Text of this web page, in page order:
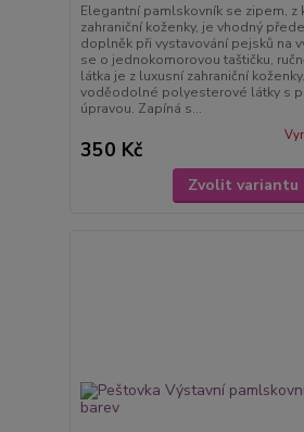
Elegantní pamlskovník se zipem, z
zahraniční koženky, je vhodný
doplněk při vystavování pejsků na
se o jednokomorovou taštičku,
látka je z luxusní zahraniční
voděodolné polyesterové látky s
úpravou. Zapíná s...
350 Kč
Zvolit variantu